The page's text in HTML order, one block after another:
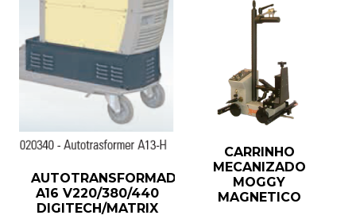
AUTOTRANSFORMADOR
A16 V220/380/440
DIGITECH/MATRIX
CARRINHO
MECANIZADO
MOGGY
MAGNETICO